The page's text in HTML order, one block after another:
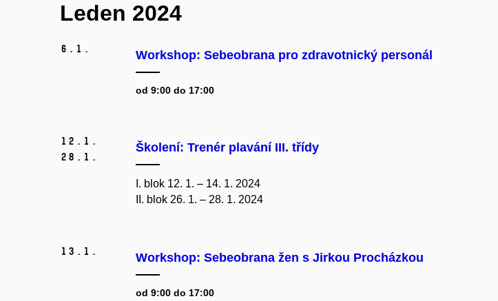
Leden 2024
6. 1. Workshop: Sebeobrana pro zdravotnický personál
od 9:00 do 17:00
12. 1.
28. 1.
Školení: Trenér plavání III. třídy
I. blok 12. 1. – 14. 1. 2024
II. blok 26. 1. – 28. 1. 2024
13. 1. Workshop: Sebeobrana žen s Jirkou Procházkou
od 9:00 do 17:00